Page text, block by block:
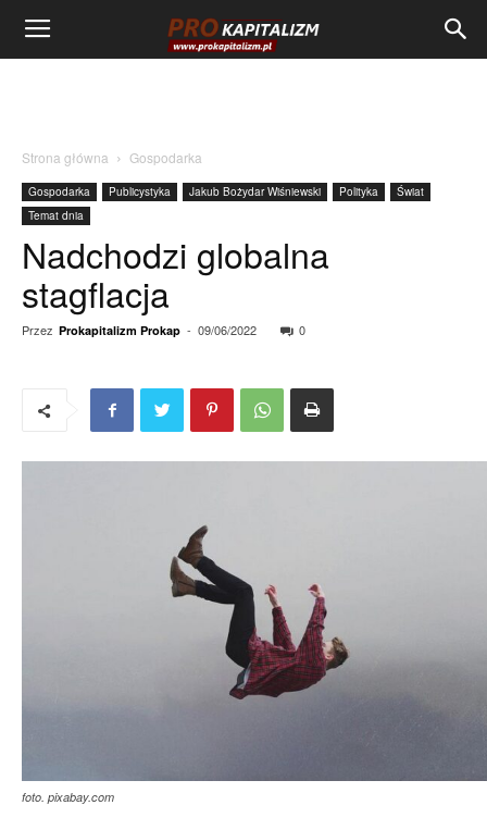
Strona główna Gospodarka
Gospodarka Publicystyka Jakub Bożydar Wiśniewski Polityka
Świat
Temat dnia
Nadchodzi globalna
stagflacja
Przez Prokapitalizm Prokap - 09/06/2022 0
foto. pixabay.com